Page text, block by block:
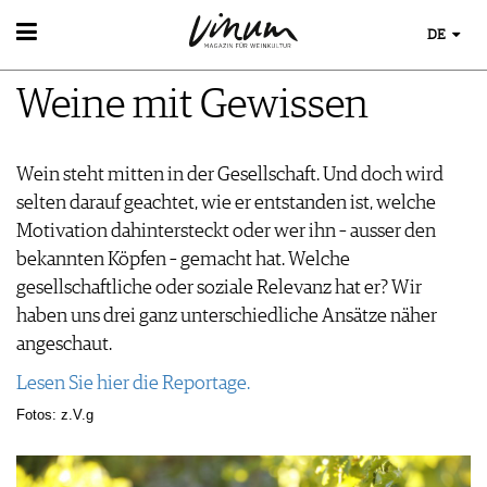
WEIN
WEINSUCHE
WINZER
WEINE DES MONATS
TRINKREIFETABELLE
UNIQUE WINERIES
CLUB LES DOMAINES
WEINWISSEN
WEINLEXIKON
WEINGESCHICHTE
WEINLAGERUNG
INFOGRAFIKEN
TIPPS & TRICKS
NEWS
EVENTS
EVENTKALENDER
AWARDS
EVENT-BILDER
ESSEN & TRINKEN
FOOD PAIRING TIPPS
FOOD PAIRING TABELLE
WEINREISEN
MAGAZIN
REPORTAGEN
DOSSIER
WINEGUIDES
KLARTEXT
AUSGABE
MEDIATHEK
APPS
BÜCHER
NEWS
DE
Weine mit Gewissen
Wein steht mitten in der Gesellschaft. Und doch wird
selten darauf geachtet, wie er entstanden ist, welche
Motivation dahintersteckt oder wer ihn – ausser den
bekannten Köpfen – gemacht hat. Welche
gesellschaftliche oder soziale Relevanz hat er? Wir
haben uns drei ganz unterschiedliche Ansätze näher
angeschaut.
Lesen Sie hier die Reportage.
Fotos: z.V.g